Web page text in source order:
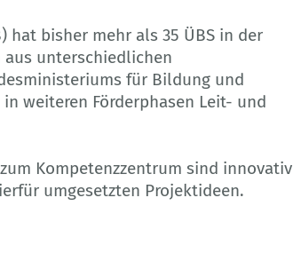
bisher mehr als 35 ÜBS in der
unterschiedlichen
für Bildung und
weiteren Förderphasen Leit- und
Kompetenzzentrum sind innovativ
umgesetzten Projektideen.